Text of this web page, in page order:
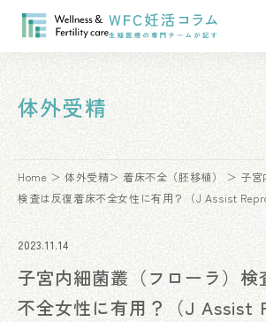
体外受精
Home 体外受精 着床不全（胚移植）
子宮
検査は反復着床不全女性に有用？（J Assist
2023.11.14
子宮内細菌叢（フローラ）検
不全女性に有用？（J Assist